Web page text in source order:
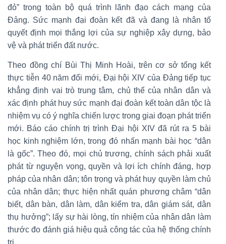
đỏ” trong toàn bộ quá trình lãnh đạo cách mạng của
Đảng. Sức mạnh đại đoàn kết đã và đang là nhân tố
quyết định mọi thắng lợi của sự nghiệp xây dựng, bảo
vệ và phát triển đất nước.
Theo đồng chí Bùi Thị Minh Hoài, trên cơ sở tổng kết
thực tiễn 40 năm đổi mới, Đại hội XIV của Đảng tiếp tục
khẳng định vai trò trung tâm, chủ thể của nhân dân và
xác định phát huy sức mạnh đại đoàn kết toàn dân tộc là
nhiệm vụ có ý nghĩa chiến lược trong giai đoạn phát triển
mới. Báo cáo chính trị trình Đại hội XIV đã rút ra 5 bài
học kinh nghiệm lớn, trong đó nhấn mạnh bài học “dân
là gốc”. Theo đó, mọi chủ trương, chính sách phải xuất
phát từ nguyện vọng, quyền và lợi ích chính đáng, hợp
pháp của nhân dân; tôn trọng và phát huy quyền làm chủ
của nhân dân; thực hiện nhất quán phương châm “dân
biết, dân bàn, dân làm, dân kiểm tra, dân giám sát, dân
thụ hưởng”; lấy sự hài lòng, tín nhiệm của nhân dân làm
thước đo đánh giá hiệu quả công tác của hệ thống chính